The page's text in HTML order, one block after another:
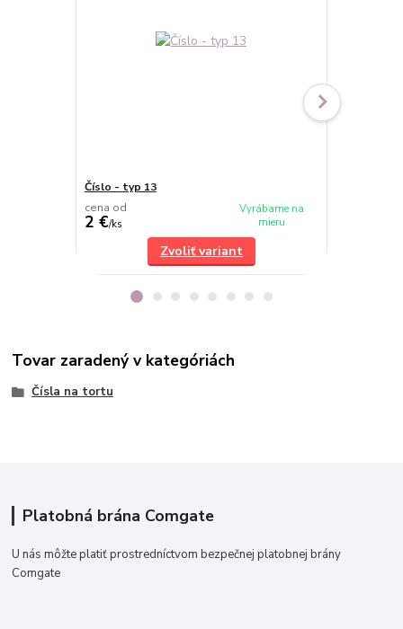
Číslo - typ 13
cena od
2 €/ks
Vyrábame na
mieru
Zvoliť variant
Tovar zaradený v kategóriách
Čísla na tortu
Platobná brána Comgate
U nás môžte platiť prostredníctvom bezpečnej platobnej brány
Comgate